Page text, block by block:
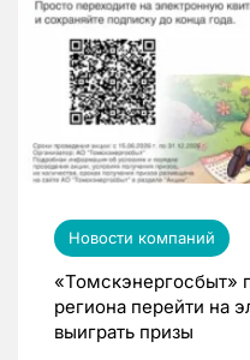
Новости компаний
«Томскэнергосбыт»
региона перейти на
выиграть призы